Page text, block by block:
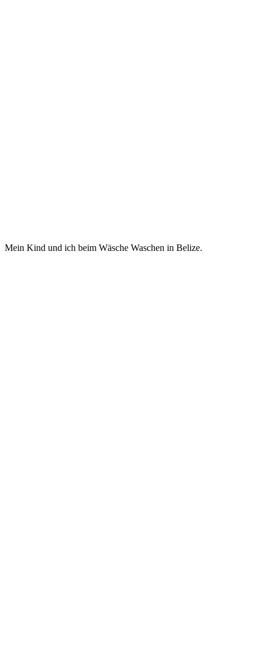
Mein Kind und ich beim Wäsche Waschen in Belize.